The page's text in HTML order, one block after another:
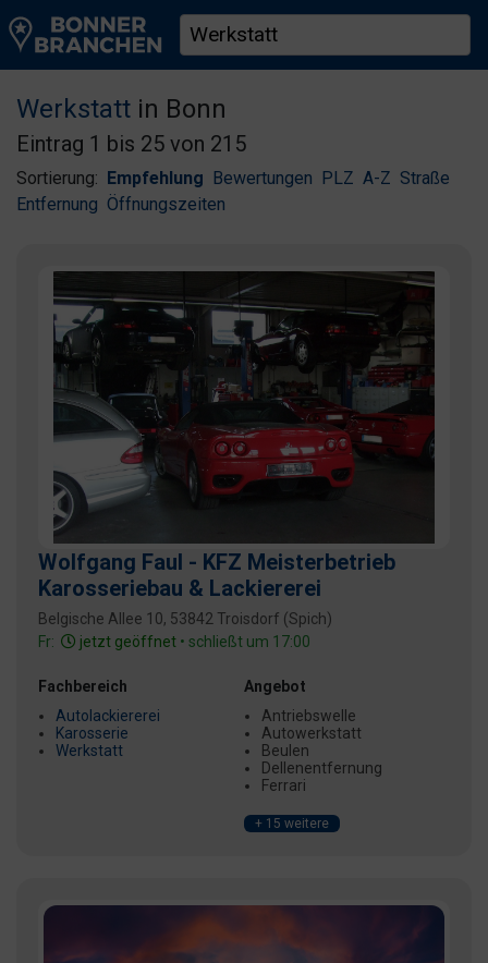
Werkstatt in Bonn
Eintrag 1 bis 25 von 215
Sortierung: Empfehlung Bewertungen PLZ A-Z Straße
Entfernung Öffnungszeiten
Wolfgang Faul - KFZ Meisterbetrieb
Karosseriebau & Lackiererei
Belgische Allee 10, 53842 Troisdorf (Spich)
Fr:
jetzt geöffnet • schließt um 17:00
Fachbereich
Autolackiererei
Karosserie
Werkstatt
Angebot
Antriebswelle
Autowerkstatt
Beulen
Dellenentfernung
Ferrari
+ 15 weitere